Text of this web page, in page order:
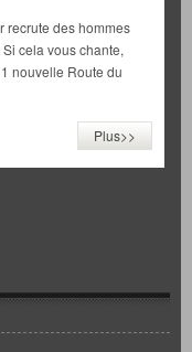
recrute des hommes
cela vous chante,
nouvelle Route du
Plus>>